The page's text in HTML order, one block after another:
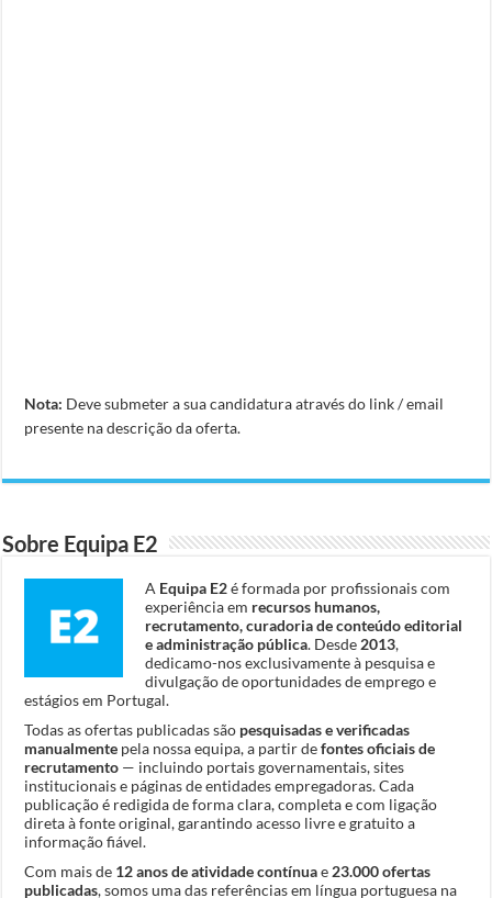
Nota: Deve submeter a sua candidatura através do link / email
presente na descrição da oferta.
Sobre Equipa E2
A Equipa E2é formada por profissionais com
experiência em recursos humanos,
recrutamento, curadoria de conteúdo editorial
e administração pública. Desde 2013,
dedicamo-nos exclusivamente à pesquisa e
divulgação de oportunidades de emprego e
estágios em Portugal.
Todas as ofertas publicadas são pesquisadas e verificadas
manualmente pela nossa equipa, a partir defontes oficiais de
recrutamento — incluindo portais governamentais, sites
institucionais e páginas de entidades empregadoras. Cada
publicação é redigida de forma clara, completa e com ligação
direta à fonte original, garantindo acesso livre e gratuito a
informação fiável.
Com mais de 12 anos de atividade contínuae 23.000 ofertas
publicadas, somos uma das referências em língua portuguesa na